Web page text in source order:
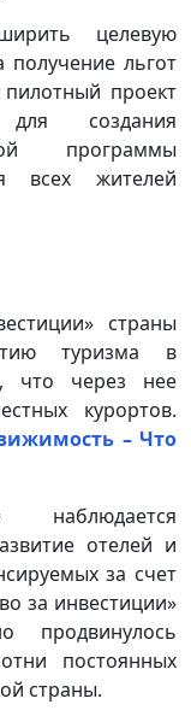
целевую
получение льгот
проект
создания
программы
всех жителей
страны
туризма в
что через нее
курортов.
– Что
наблюдается
отелей и
за счет
за инвестиции»
продвинулось
постоянных
страны.